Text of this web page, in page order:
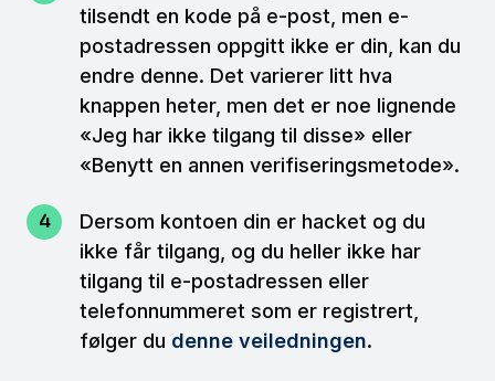
tilsendt en kode på e-post, men e-
postadressen oppgitt ikke er din, kan du
endre denne. Det varierer litt hva
knappen heter, men det er noe lignende
«Jeg har ikke tilgang til disse» eller
«Benytt en annen verifiseringsmetode».
Dersom kontoen din er hacket og du
ikke får tilgang, og du heller ikke har
tilgang til e-postadressen eller
telefonnummeret som er registrert,
følger du denne veiledningen.